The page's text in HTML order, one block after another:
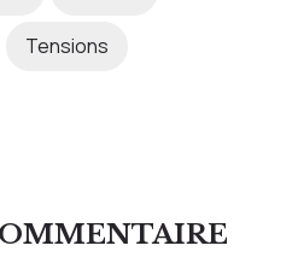
Tensions